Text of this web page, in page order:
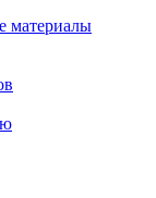
материалы